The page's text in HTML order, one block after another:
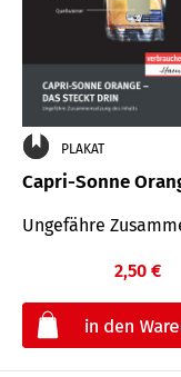
PLAKAT
Capri-Sonne
Ungefähre
2,50 €